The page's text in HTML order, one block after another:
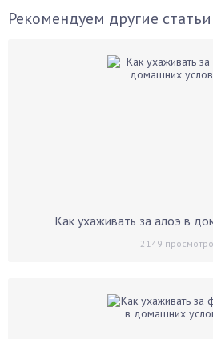
Рекомендуем другие статьи
Как ухаживать за алоэ в
2149